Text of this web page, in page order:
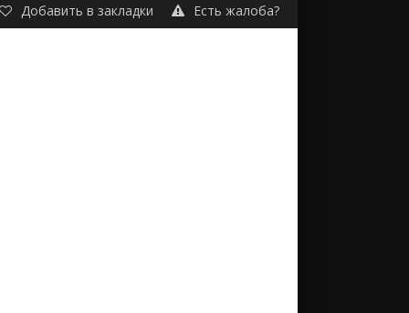
Добавить в закладки Есть жалоба?